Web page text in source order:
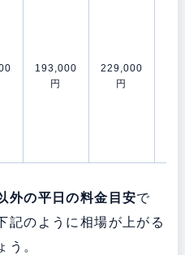
193,000
円
229,000
円
外の平日の料金目安で
記のように相場が上がる
う。